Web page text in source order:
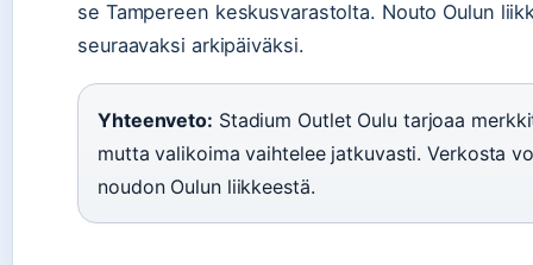
se Tampereen keskusvarastolta. Nouto Oulun
seuraavaksi arkipäiväksi.
Yhteenveto: Stadium Outlet Oulu tarjoaa
mutta valikoima vaihtelee jatkuvasti. Verkosta
noudon Oulun liikkeestä.